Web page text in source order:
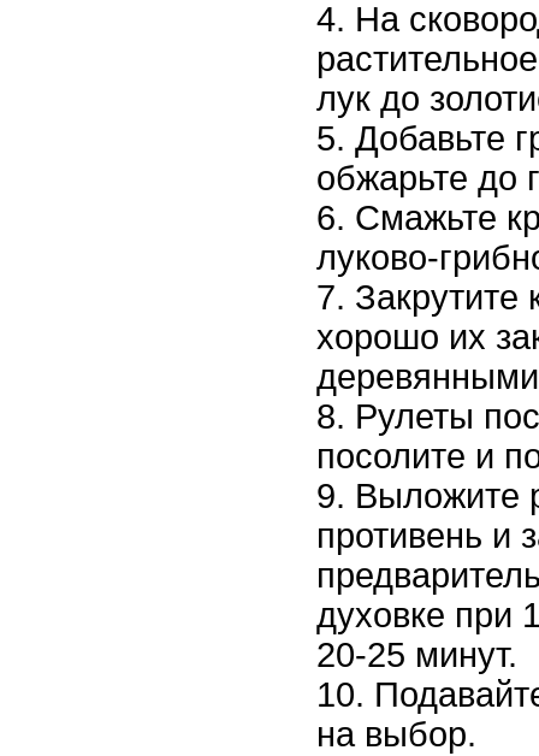
На
лук до
Добавьте
обжарьте до
Смажьте
луково-
Закрутите
хорошо их
Рулеты
посолите и
Выложите
противень и
духовке при
20-25 минут.
на выбор.